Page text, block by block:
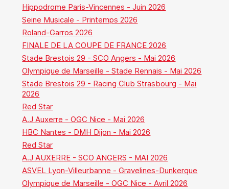
Hippodrome Paris-Vincennes - Juin 2026
Seine Musicale - Printemps 2026
Roland-Garros 2026
FINALE DE LA COUPE DE FRANCE 2026
Stade Brestois 29 - SCO Angers - Mai 2026
Olympique de Marseille - Stade Rennais - Mai 2026
Stade Brestois 29 - Racing Club Strasbourg - Mai
2026
Red Star
A.J Auxerre - OGC Nice - Mai 2026
HBC Nantes - DMH Dijon - Mai 2026
Red Star
A.J AUXERRE - SCO ANGERS - MAI 2026
ASVEL Lyon-Villeurbanne - Gravelines-Dunkerque
Olympique de Marseille - OGC Nice - Avril 2026